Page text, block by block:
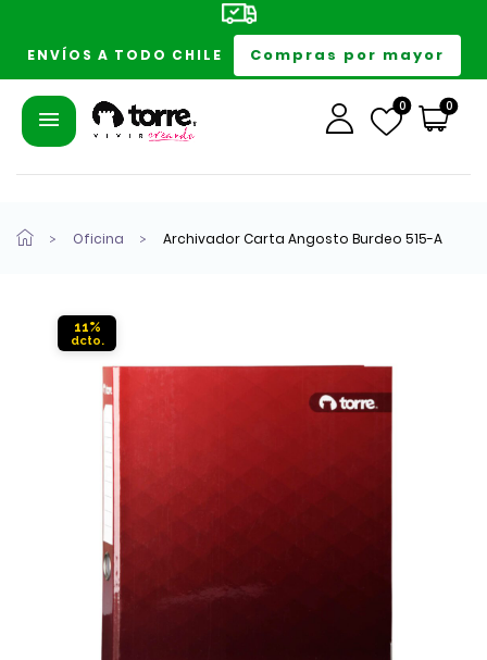
ENVÍOS A TODO CHILE Compras por mayor
0 0
Oficina Archivador Carta Angosto Burdeo 515-A
11%